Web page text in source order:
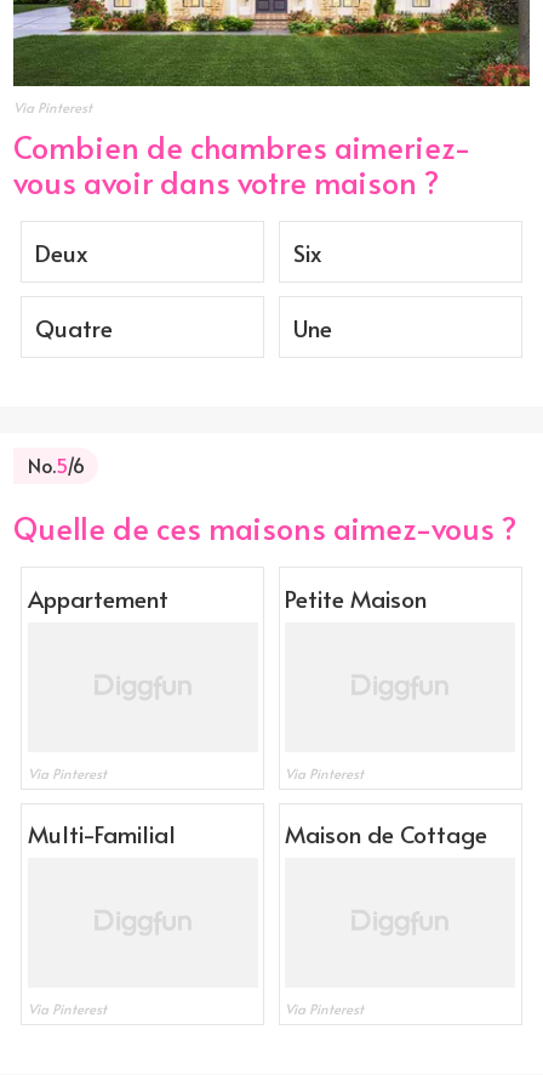
Via Pinterest
Combien de chambres aimeriez-
vous avoir dans votre maison ?
Deux Six
Quatre Une
No.5/6
Quelle de ces maisons aimez-vous ?
Appartement
Via Pinterest
Petite Maison
Via Pinterest
Multi-Familial
Via Pinterest
Maison de Cottage
Via Pinterest